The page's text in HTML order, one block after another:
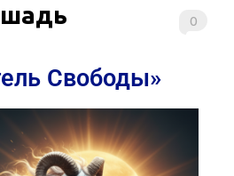
0
Свободы»